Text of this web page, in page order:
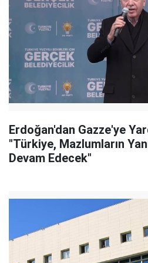
Erdoğan'dan Gazze'ye
"Türkiye, Mazlumların
Devam Edecek"